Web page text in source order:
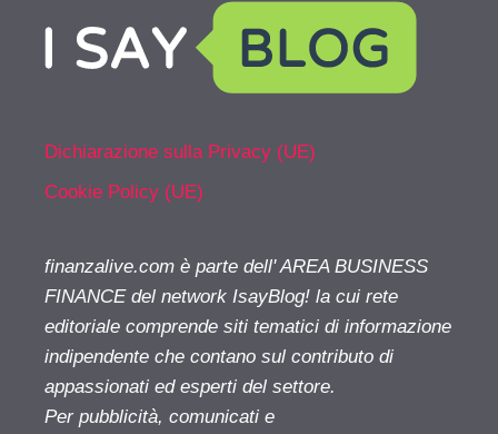
Dichiarazione sulla Privacy (UE)
Cookie Policy (UE)
finanzalive.com è parte dell' AREA BUSINESS
FINANCE del network IsayBlog! la cui rete
editoriale comprende siti tematici di informazione
indipendente che contano sul contributo di
appassionati ed esperti del settore.
Per pubblicità, comunicati e